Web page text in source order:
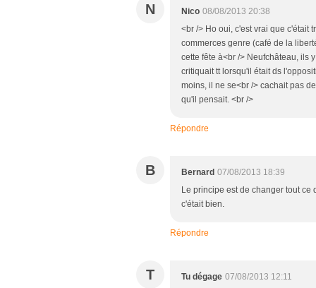
N Nico 08/08/2013 20:38
<br /> Ho oui, c'est vrai que c'était
commerces genre (café de la
cette fête à<br /> Neufchâteau, ils
critiquait tt lorsqu'il était ds
moins, il ne se<br /> cachait pas
qu'il pensait. <br />
Répondre
B Bernard 07/08/2013 18:39
Le principe est de changer tout
c'était bien.
Répondre
T Tu dégage 07/08/2013 12:11